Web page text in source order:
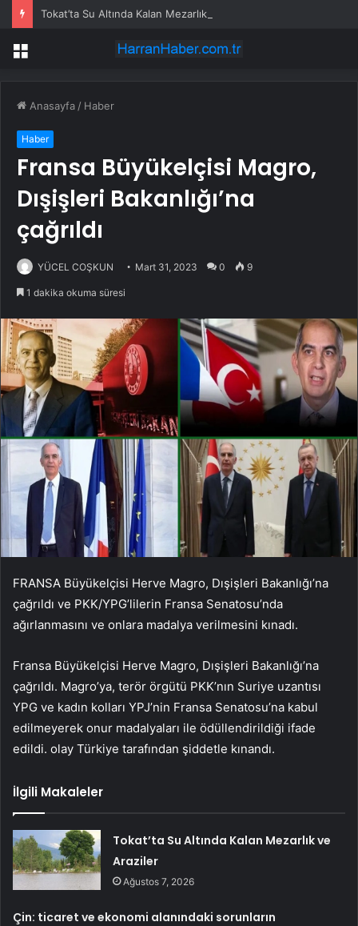
Tokat’ta Su Altında Kalan Mezarlık ve Araziler
Menü
Anasayfa / Haber
Haber
Fransa Büyükelçisi Magro,
Dışişleri Bakanlığı’na
çağrıldı
YÜCEL COŞKUN Mart 31, 2023 0 9
1 dakika okuma süresi
FRANSA Büyükelçisi Herve Magro, Dışişleri Bakanlığı’na
çağrıldı ve PKK/YPG’lilerin Fransa Senatosu’nda
ağırlanmasını ve onlara madalya verilmesini kınadı.
Fransa Büyükelçisi Herve Magro, Dışişleri Bakanlığı’na
çağrıldı. Magro’ya, terör örgütü PKK’nın Suriye uzantısı
YPG ve kadın kolları YPJ’nin Fransa Senatosu’na kabul
edilmeyerek onur madalyaları ile ödüllendirildiği ifade
edildi. olay Türkiye tarafından şiddetle kınandı.
İlgili Makaleler
Tokat’ta Su Altında Kalan Mezarlık ve
Araziler
Ağustos 7, 2026
Çin: ticaret ve ekonomi alanındaki sorunların